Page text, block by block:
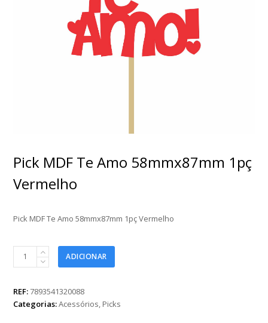
Pick MDF Te Amo 58mmx87mm 1pç
Vermelho
Pick MDF Te Amo 58mmx87mm 1pç Vermelho
Pick
Amo
58mmx87mm
ADICIONAR
REF:7893541320088
Categorias:Acessórios, Picks